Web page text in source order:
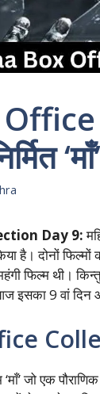
Day 9:
है। दोनों
फिल्म थी।
इसका 9 वां दिन
जो एक